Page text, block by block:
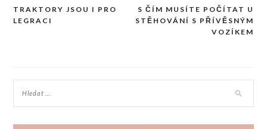
Navigace
TRAKTORY JSOU I PRO
LEGRACI
S ČÍM MUSÍTE POČÍTAT U
STĚHOVÁNÍ S PŘÍVĚSNÝM
VOZÍKEM